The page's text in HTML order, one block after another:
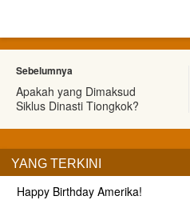
Sebelumnya
Apakah yang Dimaksud
Siklus Dinasti Tiongkok?
YANG TERKINI
Happy Birthday Amerika!